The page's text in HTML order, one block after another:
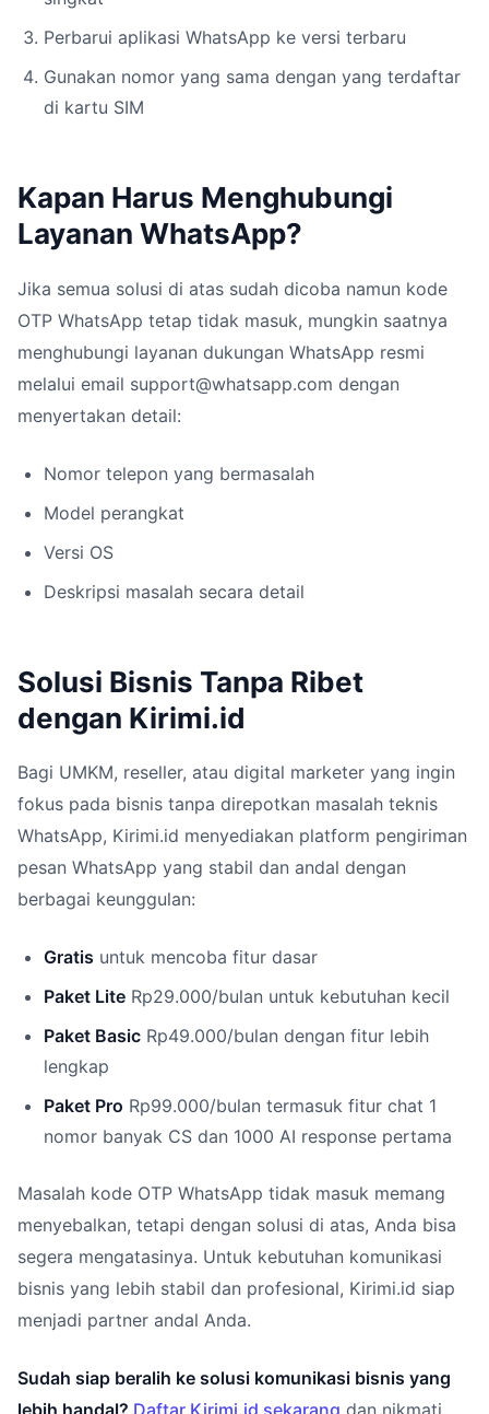
Perbarui aplikasi WhatsApp ke versi terbaru
Gunakan nomor yang sama dengan yang terdaftar
di kartu SIM
Kapan Harus Menghubungi
Layanan WhatsApp?
Jika semua solusi di atas sudah dicoba namun kode
OTP WhatsApp tetap tidak masuk, mungkin saatnya
menghubungi layanan dukungan WhatsApp resmi
melalui email support@whatsapp.com dengan
menyertakan detail:
Nomor telepon yang bermasalah
Model perangkat
Versi OS
Deskripsi masalah secara detail
Solusi Bisnis Tanpa Ribet
dengan Kirimi.id
Bagi UMKM, reseller, atau digital marketer yang ingin
fokus pada bisnis tanpa direpotkan masalah teknis
WhatsApp, Kirimi.id menyediakan platform pengiriman
pesan WhatsApp yang stabil dan andal dengan
berbagai keunggulan:
Gratis untuk mencoba fitur dasar
Paket Lite Rp29.000/bulan untuk kebutuhan kecil
Paket Basic Rp49.000/bulan dengan fitur lebih
lengkap
Paket Pro Rp99.000/bulan termasuk fitur chat 1
nomor banyak CS dan 1000 AI response pertama
Masalah kode OTP WhatsApp tidak masuk memang
menyebalkan, tetapi dengan solusi di atas, Anda bisa
segera mengatasinya. Untuk kebutuhan komunikasi
bisnis yang lebih stabil dan profesional, Kirimi.id siap
menjadi partner andal Anda.
Sudah siap beralih ke solusi komunikasi bisnis yang
lebih handal? Daftar Kirimi.id sekarang dan nikmati